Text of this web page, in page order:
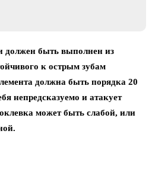
должен быть выполнен из
к острым зубам
должна быть порядка 20
непредсказуемо и атакует
может быть слабой, или